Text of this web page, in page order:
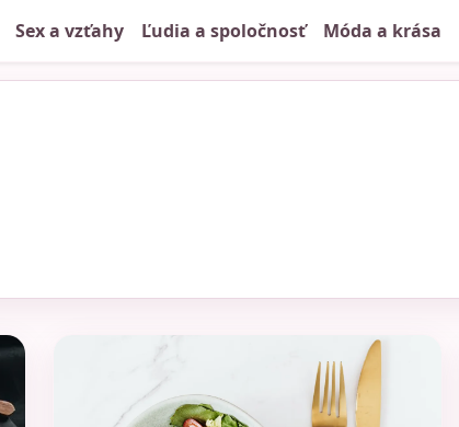
Sex a vzťahy Ľudia a spoločnosť Móda a krása